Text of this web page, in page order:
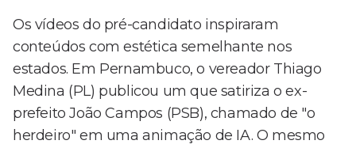
Os vídeos do pré-candidato inspiraram
conteúdos com estética semelhante nos
estados. Em Pernambuco, o vereador Thiago
Medina (PL) publicou um que satiriza o ex-
prefeito João Campos (PSB), chamado de "o
herdeiro" em uma animação de IA. O mesmo